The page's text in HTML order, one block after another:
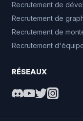
Recrutement de
Recrutement de
Recrutement de
Recrutement
RÉSEAUX